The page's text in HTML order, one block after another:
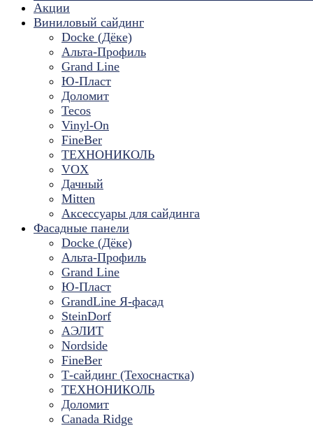
Акции
Виниловый сайдинг
Docke (Дёке)
Альта-Профиль
Grand Line
Ю-Пласт
Доломит
Tecos
Vinyl-On
FineBer
ТЕХНОНИКОЛЬ
VOX
Дачный
Mitten
Аксессуары для сайдинга
Фасадные панели
Docke (Дёке)
Альта-Профиль
Grand Line
Ю-Пласт
GrandLine Я-фасад
SteinDorf
АЭЛИТ
Nordside
FineBer
Т-сайдинг (Техоснастка)
ТЕХНОНИКОЛЬ
Доломит
Canada Ridge